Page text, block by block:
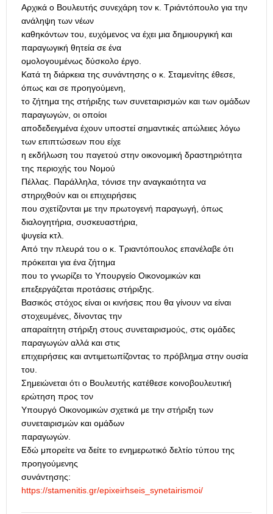
Αρχικά ο Βουλευτής συνεχάρη τον κ. Τριάντόπουλο για την
ανάληψη των νέων
καθηκόντων του, ευχόμενος να έχει μια δημιουργική και
παραγωγική θητεία σε ένα
ομολογουμένως δύσκολο έργο.
Κατά τη διάρκεια της συνάντησης ο κ. Σταμενίτης έθεσε,
όπως και σε προηγούμενη,
το ζήτημα της στήριξης των συνεταιρισμών και των ομάδων
παραγωγών, οι οποίοι
αποδεδειγμένα έχουν υποστεί σημαντικές απώλειες λόγω
των επιπτώσεων που είχε
η εκδήλωση του παγετού στην οικονομική δραστηριότητα
της περιοχής του Νομού
Πέλλας. Παράλληλα, τόνισε την αναγκαιότητα να
στηριχθούν και οι επιχειρήσεις
που σχετίζονται με την πρωτογενή παραγωγή, όπως
διαλογητήρια, συσκευαστήρια,
ψυγεία κτλ.
Από την πλευρά του ο κ. Τριαντόπουλος επανέλαβε ότι
πρόκειται για ένα ζήτημα
που το γνωρίζει το Υπουργείο Οικονομικών και
επεξεργάζεται προτάσεις στήριξης.
Βασικός στόχος είναι οι κινήσεις που θα γίνουν να είναι
στοχευμένες, δίνοντας την
απαραίτητη στήριξη στους συνεταιρισμούς, στις ομάδες
παραγωγών αλλά και στις
επιχειρήσεις και αντιμετωπίζοντας το πρόβλημα στην ουσία
του.
Σημειώνεται ότι ο Βουλευτής κατέθεσε κοινοβουλευτική
ερώτηση προς τον
Υπουργό Οικονομικών σχετικά με την στήριξη των
συνεταιρισμών και ομάδων
παραγωγών.
Εδώ μπορείτε να δείτε το ενημερωτικό δελτίο τύπου της
προηγούμενης
συνάντησης:
https://stamenitis.gr/epixeirhseis_synetairismoi/